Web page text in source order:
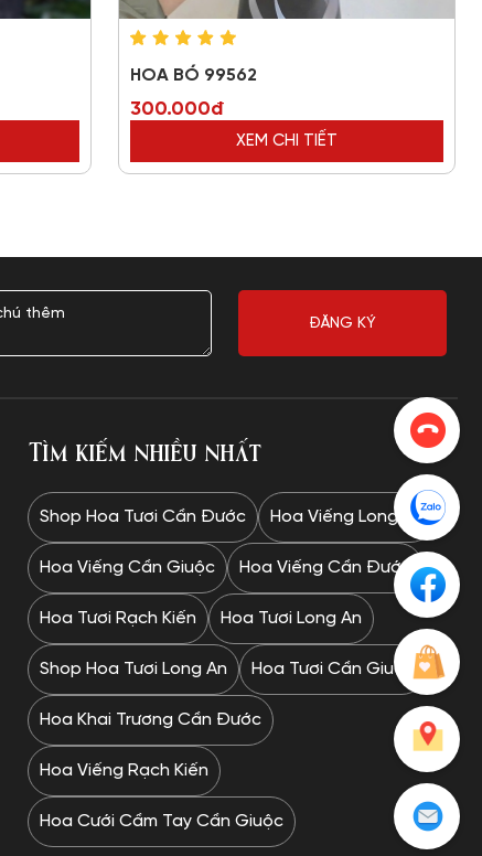
HOA BÓ 99562
300.000đ
XEM CHI TIẾT
Tìm kiếm nhiều nhất
Shop Hoa Tươi Cần Đước Hoa Viếng Long An
Hoa Viếng Cần Giuộc Hoa Viếng Cần Đước
Hoa Tươi Rạch Kiến Hoa Tươi Long An
Shop Hoa Tươi Long An Hoa Tươi Cần Giuộc
Hoa Khai Trương Cần Đước
Hoa Viếng Rạch Kiến
Hoa Cưới Cầm Tay Cần Giuộc